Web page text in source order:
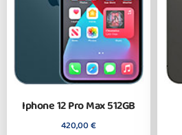
Iphone 12 Pro Max 512GB
420,00€